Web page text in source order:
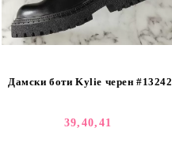
Дамски боти Kylie черен #13242
39, 40, 41